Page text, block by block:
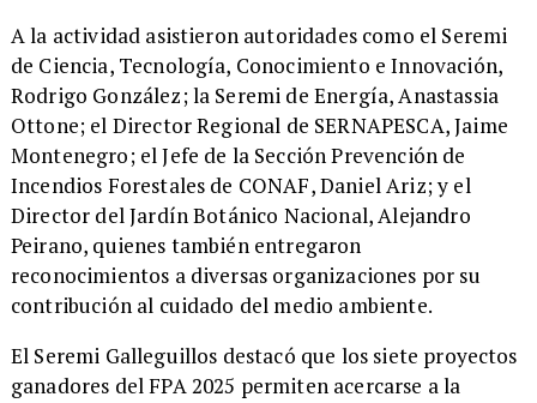
​A la actividad asistieron autoridades como el Seremi
de Ciencia, Tecnología, Conocimiento e Innovación,
Rodrigo González; la Seremi de Energía, Anastassia
Ottone; el Director Regional de SERNAPESCA, Jaime
Montenegro; el Jefe de la Sección Prevención de
Incendios Forestales de CONAF, Daniel Ariz; y el
Director del Jardín Botánico Nacional, Alejandro
Peirano, quienes también entregaron
reconocimientos a diversas organizaciones por su
contribución al cuidado del medio ambiente.
​El Seremi Galleguillos destacó que los siete proyectos
ganadores del FPA 2025 permiten acercarse a la